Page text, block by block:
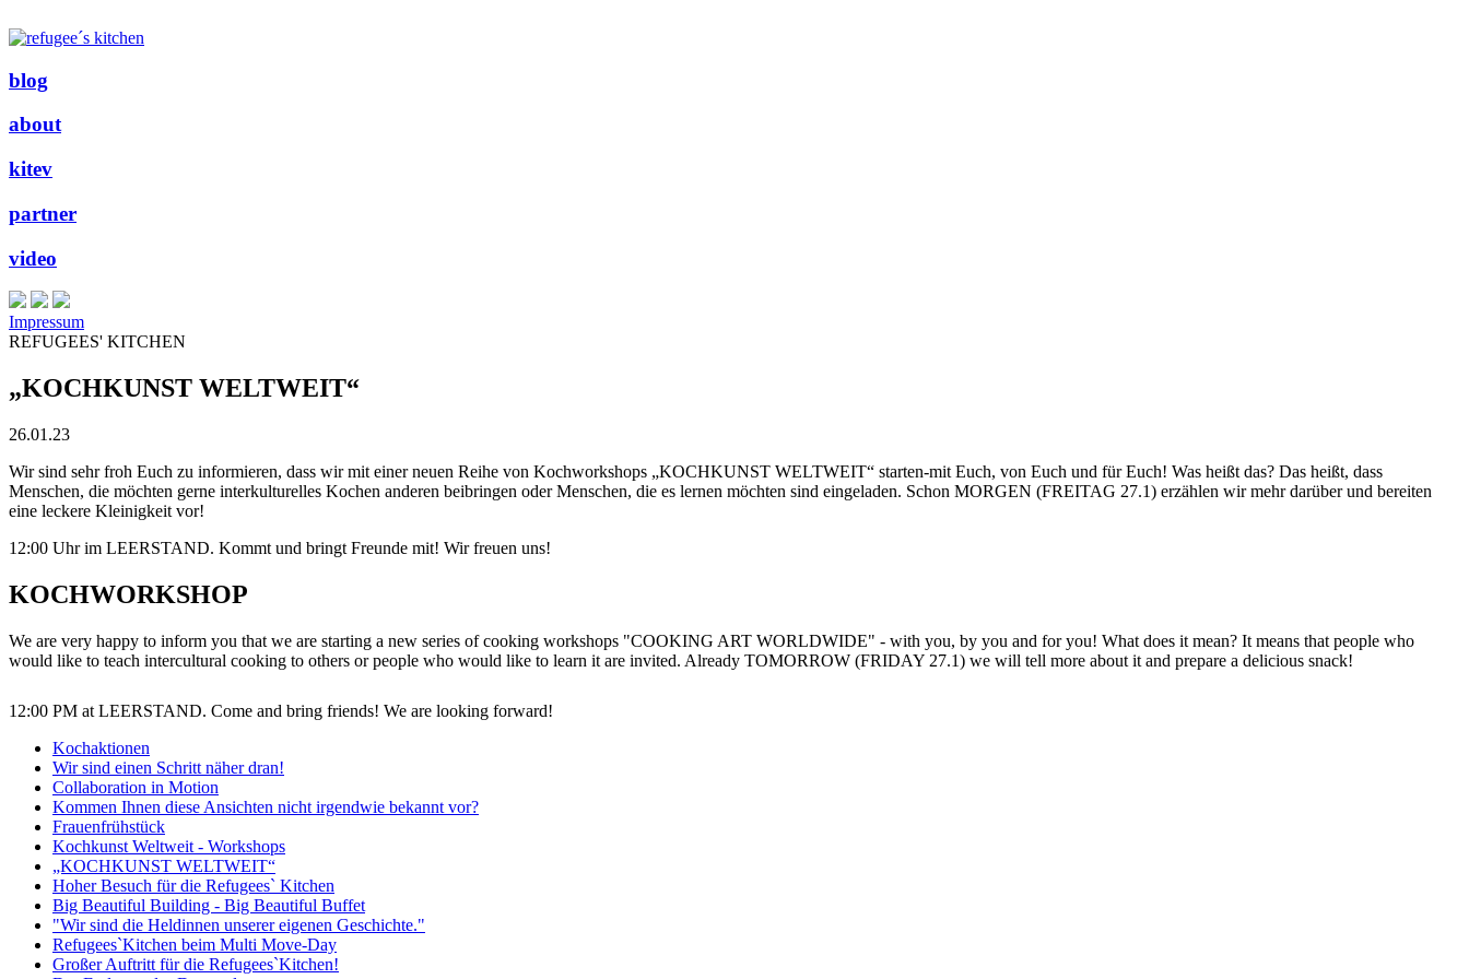
blog
about
kitev
partner
video
Impressum
REFUGEES' KITCHEN
„KOCHKUNST WELTWEIT“
26.01.23
Wir sind sehr froh Euch zu informieren, dass wir mit einer neuen Reihe von Kochworkshops „KOCHKUNST WELTWEIT“ starten-mit Euch, von Euch und für Euch! Was heißt das? Das heißt, dass
Menschen, die möchten gerne interkulturelles Kochen anderen beibringen oder Menschen, die es lernen möchten sind eingeladen. Schon MORGEN (FREITAG 27.1) erzählen wir mehr darüber und bereiten
eine leckere Kleinigkeit vor!
12:00 Uhr im LEERSTAND. Kommt und bringt Freunde mit! Wir freuen uns!
KOCHWORKSHOP
We are very happy to inform you that we are starting a new series of cooking workshops "COOKING ART WORLDWIDE" - with you, by you and for you! What does it mean? It means that people who
would like to teach intercultural cooking to others or people who would like to learn it are invited. Already TOMORROW (FRIDAY 27.1) we will tell more about it and prepare a delicious snack!
12:00 PM at LEERSTAND. Come and bring friends! We are looking forward!
Kochaktionen
Wir sind einen Schritt näher dran!
Collaboration in Motion
Kommen Ihnen diese Ansichten nicht irgendwie bekannt vor?
Frauenfrühstück
Kochkunst Weltweit - Workshops
„KOCHKUNST WELTWEIT“
Hoher Besuch für die Refugees` Kitchen
Big Beautiful Building - Big Beautiful Buffet
"Wir sind die Heldinnen unserer eigenen Geschichte."
Refugees`Kitchen beim Multi Move-Day
Großer Auftritt für die Refugees`Kitchen!